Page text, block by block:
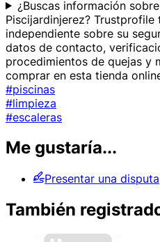
¿Buscas información
Piscijardinjerez?
independiente sobre su
datos de contacto,
procedimientos de quejas y
comprar en esta tienda
#piscinas
#limpieza
#escaleras
Me gustaría...
Presentar una disputa
También